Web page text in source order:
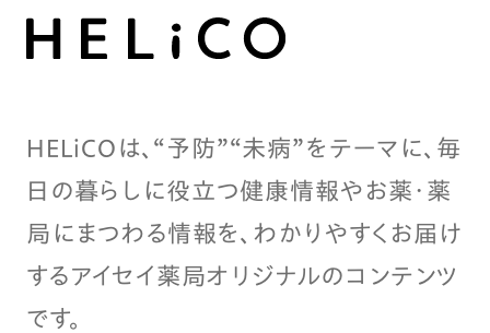
HELiCOは、“予防”“未病”をテーマに、毎
日の暮らしに役立つ健康情報やお薬・薬
局にまつわる情報を、わかりやすくお届け
するアイセイ薬局オリジナルのコンテンツ
です。